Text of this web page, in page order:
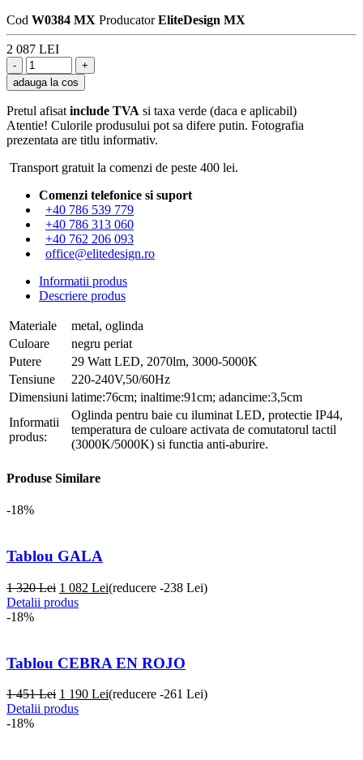
Cod W0384 MX Producator EliteDesign MX
2 087 LEI
adauga la cos
Pretul afisat include TVA si taxa verde (daca e aplicabil)
Atentie! Culorile produsului pot sa difere putin. Fotografia
prezentata are titlu informativ.
Transport gratuit la comenzi de peste 400 lei.
Comenzi telefonice si suport
+40 786 539 779
+40 786 313 060
+40 762 206 093
office@elitedesign.ro
Informatii produs
Descriere produs
Materiale
metal, oglinda
Culoare
negru periat
Putere
29 Watt LED, 2070lm, 3000-5000K
Tensiune
220-240V,50/60Hz
Dimensiuni latime:76cm; inaltime:91cm; adancime:3,5cm
Informatii
produs:
Oglinda pentru baie cu iluminat LED, protectie IP44,
temperatura de culoare activata de comutatorul tactil
(3000K/5000K) si functia anti-aburire.
Produse Similare
-18%
Tablou GALA
1 320 Lei 1 082 Lei(reducere -238 Lei)
Detalii produs
-18%
Tablou CEBRA EN ROJO
1 451 Lei 1 190 Lei(reducere -261 Lei)
Detalii produs
-18%